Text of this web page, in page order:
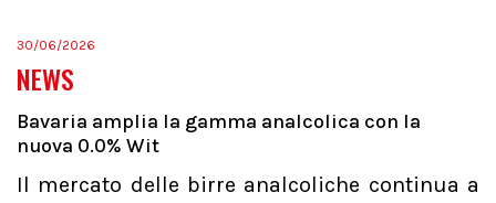
30/06/2026
NEWS
Bavaria amplia la gamma analcolica con la
nuova 0.0% Wit
Il mercato delle birre analcoliche continua a